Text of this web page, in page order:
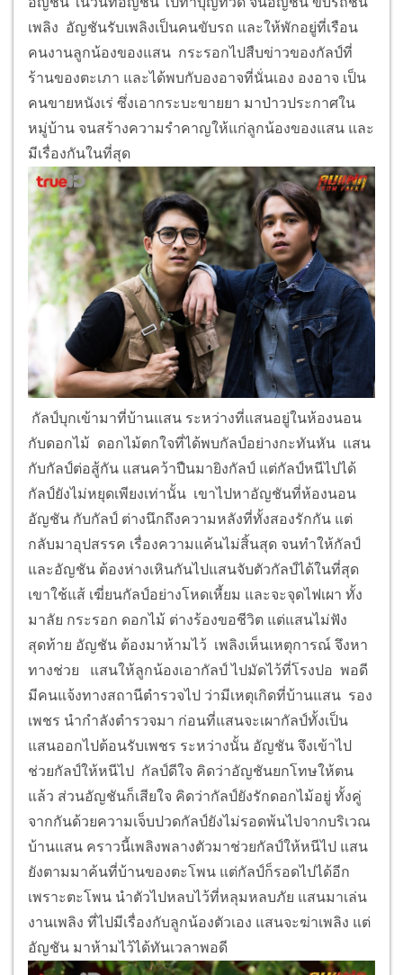
ความชั่วร้ายของแสนในช่วงที่กัลป์ไม่อยู่ให้ฟัง ว่าแสนทั้ง
สะสมอาวุธ และผู้คนเอาไว้มากมาย กลายเป็นผู้มีอิทธิพล
ของเมืองพลไปแล้ว ดอกไม้ คนรักเก่าของแสน ก็ตกเป็น
นางบำเรอของแสน ส่วนแม่มาลัย และกระรอก น้องสาว
ของกัลป์ ก็ถูกแสนจับตัว ขังเอาไว้ในบ้านกัลป์มีเรื่องกับ
ลูกน้องแสน ขวานยิงปืนใส่กัลป์หลายนัด ขวานกับสิงโต
ถูกกัลป์เล่นงาน จนเข้มสงสัยว่าเป็นฝีมือใคร แสนเห็นรอย
คมแฝกจากตัวสิงโต มั่นใจว่าเป็นฝีมือกัลป์ กระรอกได้
ข่าว แอบดีใจที่พี่ชายกลับมาแล้ว ส่วน เพลิง วางแผน
เข้าไปทำงานที่ บ้านของแสนด้วยการเจาะยาง รถของ
อัญชัน ในวันที่อัญชัน ไปทำบุญที่วัด จนอัญชัน ขับรถชน
เพลิง อัญชันรับเพลิงเป็นคนขับรถ และให้พักอยู่ที่เรือน
คนงานลูกน้องของแสน กระรอกไปสืบข่าวของกัลป์ที่
ร้านของตะเภา และได้พบกับองอาจที่นั่นเอง องอาจ เป็น
คนขายหนังเร่ ซึ่งเอากระบะขายยา มาป่าวประกาศใน
หมู่บ้าน จนสร้างความรำคาญให้แก่ลูกน้องของแสน และ
มีเรื่องกันในที่สุด
กัลป์บุกเข้ามาที่บ้านแสน ระหว่างที่แสนอยู่ในห้องนอน
กับดอกไม้ ดอกไม้ตกใจที่ได้พบกัลป์อย่างกะทันหัน แสน
กับกัลป์ต่อสู้กัน แสนคว้าปืนมายิงกัลป์ แต่กัลป์หนีไปได้
กัลป์ยังไม่หยุดเพียงเท่านั้น เขาไปหาอัญชันที่ห้องนอน
อัญชัน กับกัลป์ ต่างนึกถึงความหลังที่ทั้งสองรักกัน แต่
กลับมาอุปสรรค เรื่องความแค้นไม่สิ้นสุด จนทำให้กัลป์
และอัญชัน ต้องห่างเหินกันไปแสนจับตัวกัลป์ได้ในที่สุด
เขาใช้แส้ เฆี่ยนกัลป์อย่างโหดเหี้ยม และจะจุดไฟเผา ทั้ง
มาลัย กระรอก ดอกไม้ ต่างร้องขอชีวิต แต่แสนไม่ฟัง
สุดท้าย อัญชัน ต้องมาห้ามไว้ เพลิงเห็นเหตุการณ์ จึงหา
ทางช่วย แสนให้ลูกน้องเอากัลป์ ไปมัดไว้ที่โรงปอ พอดี
มีคนแจ้งทางสถานีตำรวจไป ว่ามีเหตุเกิดที่บ้านแสน รอง